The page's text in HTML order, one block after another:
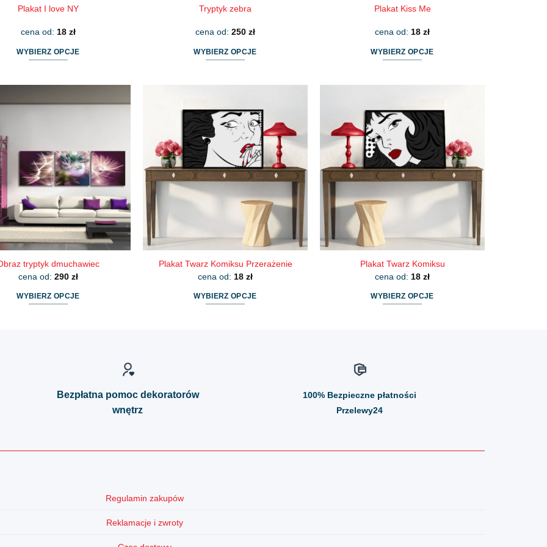
Plakat I love NY
cena od: 18 zł
WYBIERZ OPCJE
można
wybrać
na
produktu
Tryptyk zebra
cena od: 250 zł
WYBIERZ OPCJE
wiele
wariantów.
Opcje
można
wybrać
na
produktu
Plakat Kiss Me
cena od: 18 zł
WYBIERZ OPCJE
wiele
wariantów.
Opcje
można
wybrać
na
stronie
tryptyk dmuchawiec
cena od: 290 zł
WYBIERZ OPCJE
można
produktu
Plakat Twarz Komiksu Przerażenie
cena od: 18 zł
WYBIERZ OPCJE
produktu
Plakat Twarz Komiksu
cena od: 18 zł
WYBIERZ OPCJE
można
produktu
Bezpłatna pomoc dekoratorów
wnętrz
100% Bezpieczne płatności
Przelewy24
Regulamin zakupów
Reklamacje i zwroty